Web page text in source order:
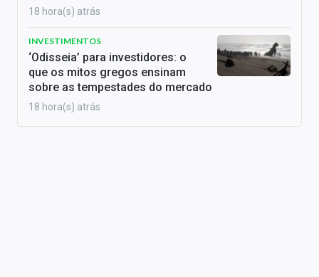
18 hora(s) atrás
INVESTIMENTOS
‘Odisseia’ para investidores: o
que os mitos gregos ensinam
sobre as tempestades do mercado
18 hora(s) atrás